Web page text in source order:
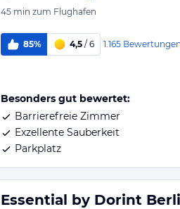
45 min zum Flughafen
85% 4,5 / 6 1.165
Besonders gut bewertet:
Barrierefreie Zimmer
Exzellente Sauberkeit
Parkplatz
Essential by Dorint